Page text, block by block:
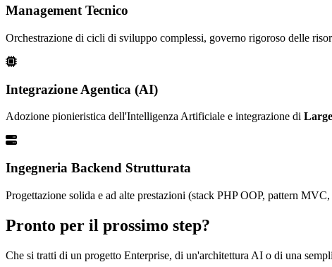
Management Tecnico
Orchestrazione di cicli di sviluppo complessi, governo rigoroso delle
Integrazione Agentica (AI)
Adozione pionieristica dell'Intelligenza Artificiale e integrazione di
Ingegneria Backend Strutturata
Progettazione solida e ad alte prestazioni (stack PHP OOP, pattern
Pronto per il prossimo step?
Che si tratti di un progetto Enterprise, di un'architettura AI o di una